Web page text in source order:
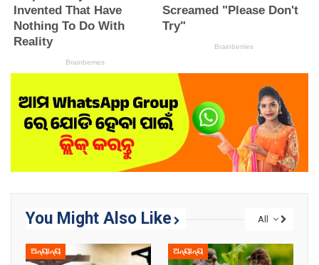
All
You Might Also Like
ଅନ୍ୟାନ୍ୟ ଅନ୍ୟାନ୍ୟ